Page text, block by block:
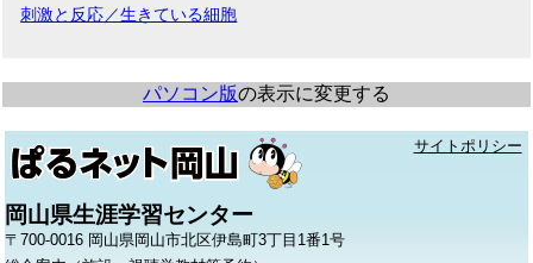
刺激と反応／生きている細胞
パソコン版の表示に変更する
サイトポリシー
岡山県生涯学習センター
〒700-0016 岡山県岡山市北区伊島町3丁目1番1号